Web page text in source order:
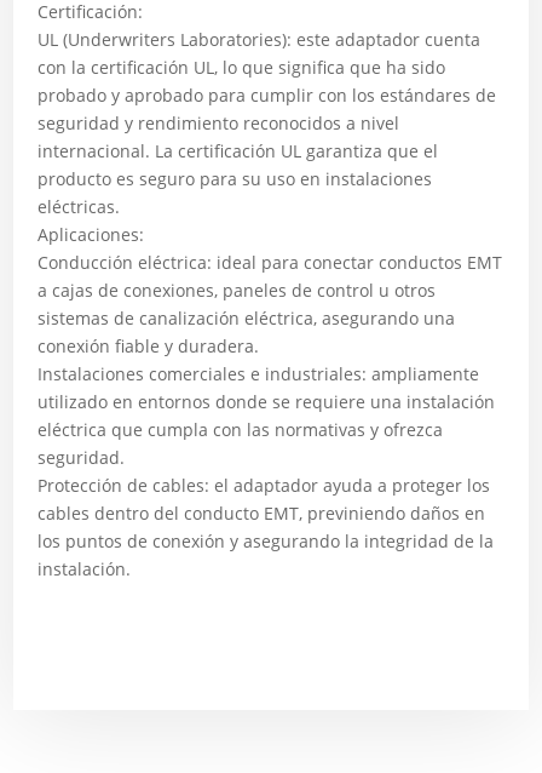
Certificación:
UL (Underwriters Laboratories): este adaptador cuenta
con la certificación UL, lo que significa que ha sido
probado y aprobado para cumplir con los estándares de
seguridad y rendimiento reconocidos a nivel
internacional. La certificación UL garantiza que el
producto es seguro para su uso en instalaciones
eléctricas.
Aplicaciones:
Conducción eléctrica: ideal para conectar conductos EMT
a cajas de conexiones, paneles de control u otros
sistemas de canalización eléctrica, asegurando una
conexión fiable y duradera.
Instalaciones comerciales e industriales: ampliamente
utilizado en entornos donde se requiere una instalación
eléctrica que cumpla con las normativas y ofrezca
seguridad.
Protección de cables: el adaptador ayuda a proteger los
cables dentro del conducto EMT, previniendo daños en
los puntos de conexión y asegurando la integridad de la
instalación.